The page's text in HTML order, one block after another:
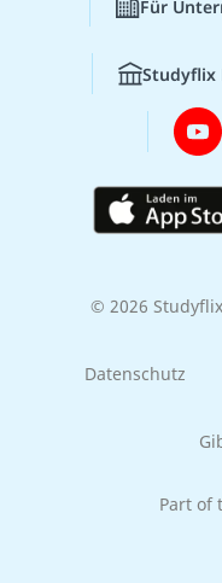
Für
Studyflix
© 2026 Studyflix
Datenschutz
Part of